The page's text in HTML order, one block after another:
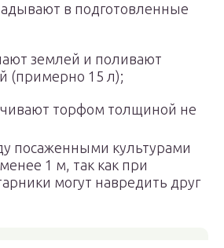
в подготовленные
землей и поливают
(примерно 15 л);
торфом толщиной не
посаженными культурами
1 м, так как при
могут навредить друг